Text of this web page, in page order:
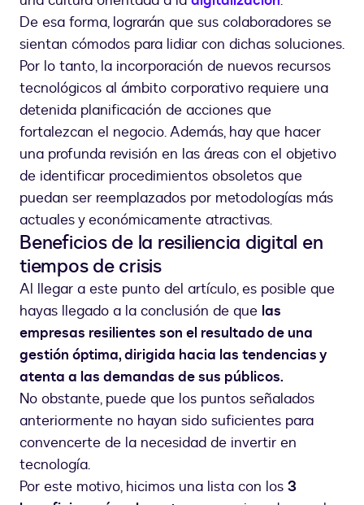
De esa forma, lograrán que sus colaboradores se
sientan cómodos para lidiar con dichas soluciones.
Por lo tanto, la incorporación de nuevos recursos
tecnológicos al ámbito corporativo requiere una
detenida planificación de acciones que
fortalezcan el negocio. Además, hay que hacer
una profunda revisión en las áreas con el objetivo
de identificar procedimientos obsoletos que
puedan ser reemplazados por metodologías más
actuales y económicamente atractivas.
Beneficios de la resiliencia digital en
tiempos de crisis
Al llegar a este punto del artículo, es posible que
hayas llegado a la conclusión de que las
empresas resilientes son el resultado de una
gestión óptima, dirigida hacia las tendencias y
atenta a las demandas de sus públicos.
No obstante, puede que los puntos señalados
anteriormente no hayan sido suficientes para
convencerte de la necesidad de invertir en
tecnología.
Por este motivo, hicimos una lista con los 3